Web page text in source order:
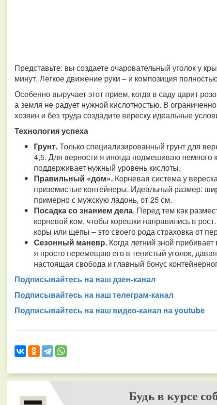
Представьте: вы создаете очаровательный уголок у
минут. Легкое движение руки – и композиция
Особенно выручает этот прием, когда в саду царит
а земля не радует нужной кислотностью. В
хозяин и без труда создадите вереску идеальные
Технология успеха
Грунт.Только специализированный грунт для
4,5. Для верности я иногда подмешиваю немного
поддерживает нужный уровень кислоты.
Правильный «дом». Корневая система у
приземистые контейнеры. Идеальный размер:
примерно с мужскую ладонь, от 25 см.
Посадка со знанием дела. Перед тем как
корневой ком, чтобы корешки направились в
коры или щепы – это своего рода страховка от
Сезонный маневр. Когда летний зной
я просто перемещаю его в тенистый уголок,
настоящая свобода и главный бонус
Подписывайтесь на наш дзен-канал
Подписывайтесь на наш телеграм-канал
Подписывайтесь на наш видео-канал на youtube
Будь в курсе